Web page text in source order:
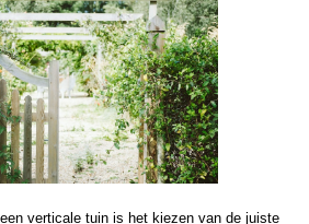
verticale tuin is het kiezen van de juiste